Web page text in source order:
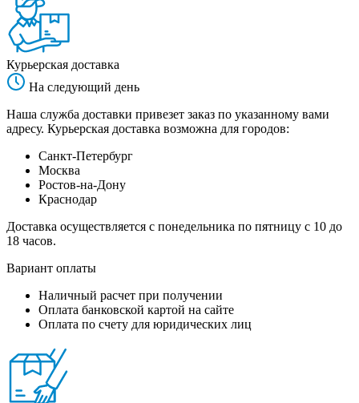
Курьерская доставка
На следующий день
Наша служба доставки привезет заказ по указанному вами
адресу. Курьерская доставка возможна для городов:
Санкт-Петербург
Москва
Ростов-на-Дону
Краснодар
Доставка осуществляется с понедельника по пятницу с 10 до
18 часов.
Вариант оплаты
Наличный расчет при получении
Оплата банковской картой на сайте
Оплата по счету для юридических лиц